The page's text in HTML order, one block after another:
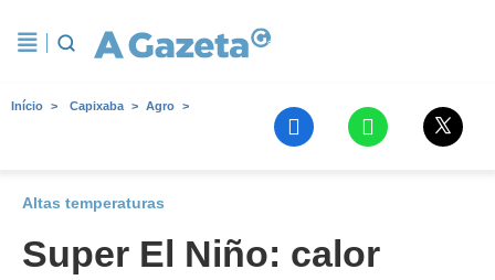
Início Capixaba Agro
Altas temperaturas
Super El Niño: calor